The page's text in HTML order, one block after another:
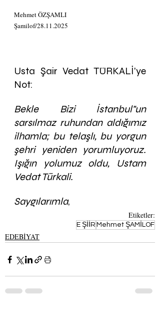
Mehmet ÖZŞAMLI
Şamilof/28.11.2025
​Usta Şair Vedat TÜRKALİ'ye
Not:
Bekle Bizi İstanbul"un
sarsılmaz ruhundan aldığımız
ilhamla; bu telaşlı, bu yorgun
şehri yeniden yorumluyoruz.
Işığın yolumuz oldu, Ustam
Vedat Türkali.
​Saygılarımla,
Etiketler:
E ŞİİR Mehmet ŞAMİLOF
EDEBİYAT